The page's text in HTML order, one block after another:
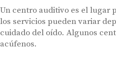
Un centro auditivo es el lugar
los servicios pueden variar
cuidado del oído. Algunos
acúfenos.